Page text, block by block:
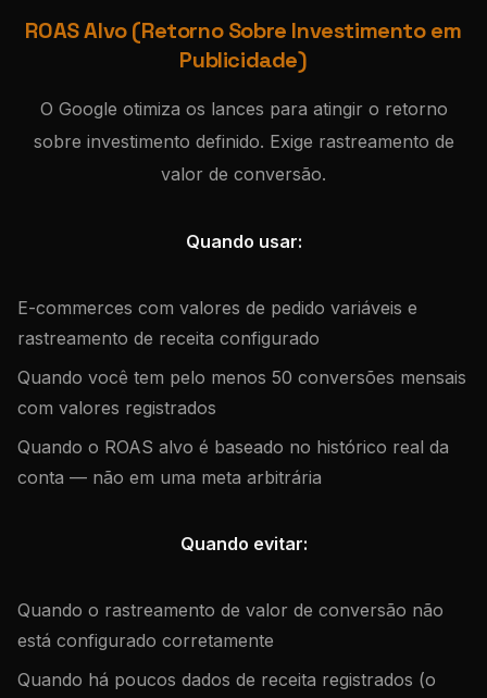
ROAS Alvo (Retorno Sobre Investimento em
Publicidade)
O Google otimiza os lances para atingir o retorno
sobre investimento definido. Exige rastreamento de
valor de conversão.
Quando usar:
E-commerces com valores de pedido variáveis e
rastreamento de receita configurado
Quando você tem pelo menos 50 conversões mensais
com valores registrados
Quando o ROAS alvo é baseado no histórico real da
conta — não em uma meta arbitrária
Quando evitar:
Quando o rastreamento de valor de conversão não
está configurado corretamente
Quando há poucos dados de receita registrados (o